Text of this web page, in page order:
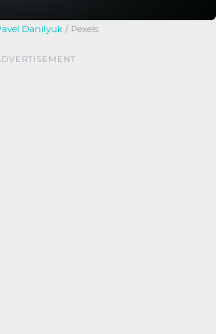
Danilyuk / Pexels